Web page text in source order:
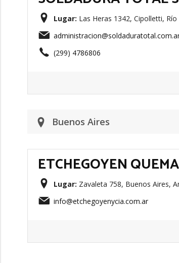
Lugar: Las Heras 1342, Cipolletti,
(299) 4786806
Buenos Aires
ETCHEGOYEN
Lugar: Zavaleta 758, Buenos Aires,
info@etchegoyenycia.com.ar